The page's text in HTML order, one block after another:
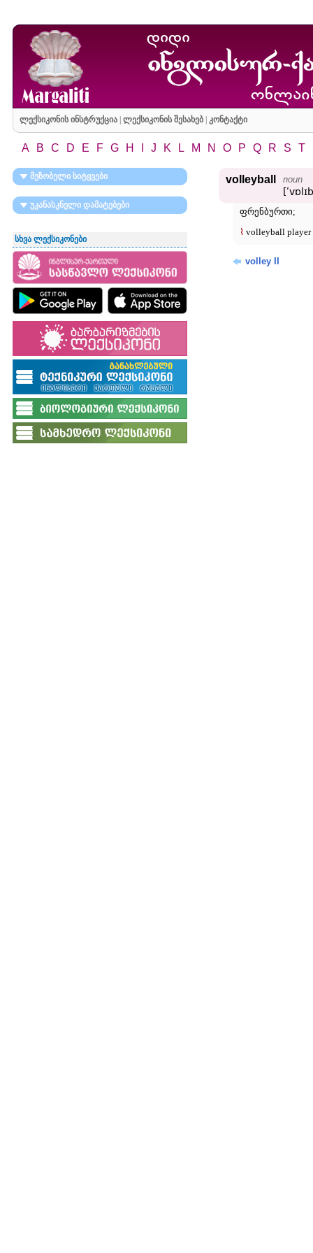
ლექსიკონის ინსტრუქცია| ლექსიკონის შესახებ| კონტაქტი
A B C D E F G H J K L M N O P Q R S T
მეზობელი სიტყვები
უკანასკნელი დამატებები
სხვა ლექსიკონები
volleyball noun
ფრენბურთი;
⌇ volleyball
volley II